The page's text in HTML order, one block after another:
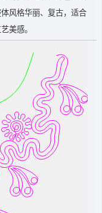
风格华丽、复古，适合
美感。